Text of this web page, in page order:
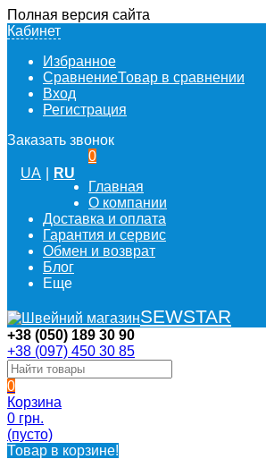
Полная версия сайта
Кабинет
Избранное
СравнениеТовар в сравнении
Вход
Регистрация
Заказать звонок
UA RU
0
Главная
О компании
Доставка и оплата
Гарантия и сервис
Обмен и возврат
Блог
Еще
SEWSTAR
+38 (050) 189 30 90
+38 (097) 450 30 85
0
Корзина
0 грн.
(пусто)
Товар в корзине!